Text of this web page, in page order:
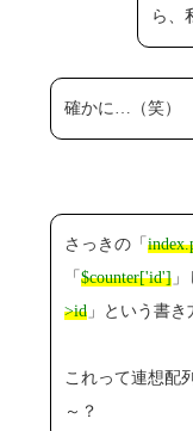
ら、
確かに…（笑）
さっきの「
「$counter['id']
>id 」という書
これって連想配
～？